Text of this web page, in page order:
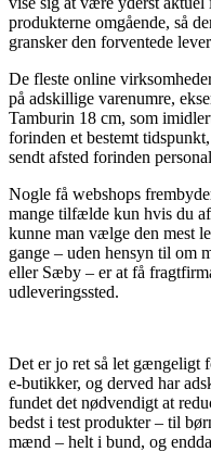
produkterne omgående, så
gransker den forventede
De fleste online
på adskillige varenumre,
Tamburin 18 cm, som
forinden et bestemt
sendt afsted forinden
Nogle få webshops
mange tilfælde kun hvis du
kunne man vælge den mest
gange – uden hensyn til om
eller Sæby – er at få
udleveringssted.
Det er jo ret så let gængeligt
e-butikker, og derved har
fundet det nødvendigt at
bedst i test produkter – til
mænd – helt i bund, og